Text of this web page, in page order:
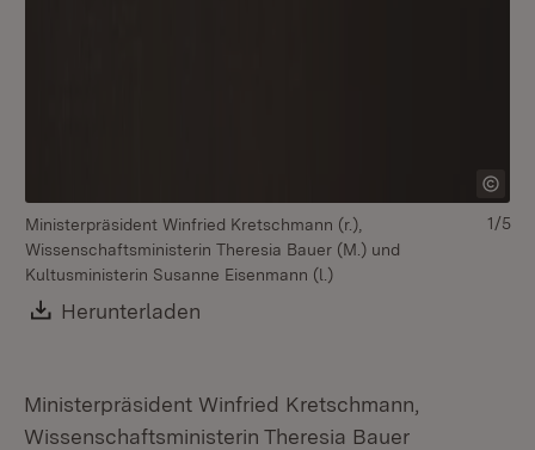
Ministerpräsident Winfried Kretschmann (r.),
Wissenschaftsministerin Theresia Bauer (M.) und
Kultusministerin Susanne Eisenmann (l.)
Download:
Herunterladen
1/5
Ministerpräsident Winfried Kretschmann,
Wissenschaftsministerin Theresia Bauer